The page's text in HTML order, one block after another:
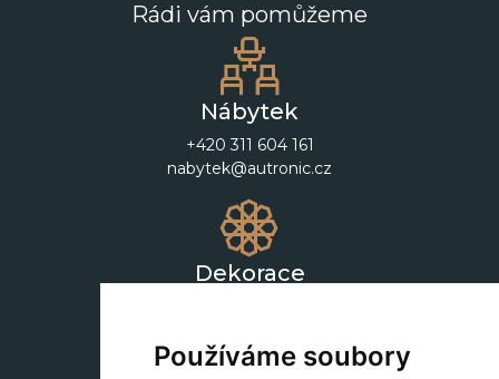
Používáme soubory
Rádi vám pomůžeme
Nábytek
+420 311 604 161
nabytek@autronic.cz
Dekorace